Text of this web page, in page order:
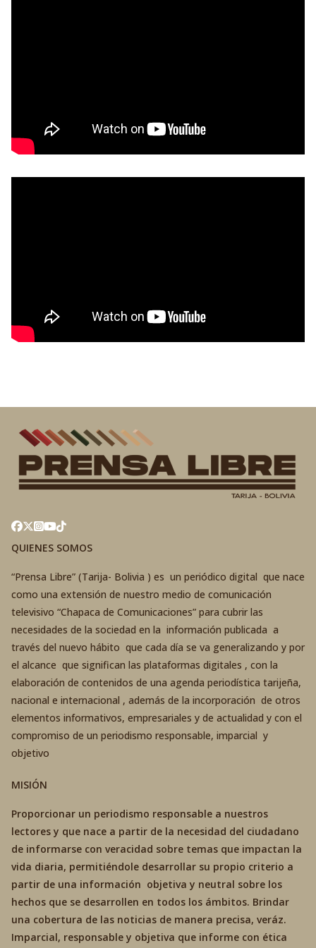
QUIENES SOMOS
“Prensa Libre” (Tarija- Bolivia ) es un periódico digital que nace
como una extensión de nuestro medio de comunicación
televisivo “Chapaca de Comunicaciones” para cubrir las
necesidades de la sociedad en la información publicada a
través del nuevo hábito que cada día se va generalizando y por
el alcance que significan las plataformas digitales , con la
elaboración de contenidos de una agenda periodística tarijeña,
nacional e internacional , además de la incorporación de otros
elementos informativos, empresariales y de actualidad y con el
compromiso de un periodismo responsable, imparcial y
objetivo
MISIÓN
Proporcionar un periodismo responsable a nuestros
lectores y que nace a partir de la necesidad del ciudadano
de informarse con veracidad sobre temas que impactan la
vida diaria, permitiéndole desarrollar su propio criterio a
partir de una información objetiva y neutral sobre los
hechos que se desarrollen en todos los ámbitos. Brindar
una cobertura de las noticias de manera precisa, veráz.
Imparcial, responsable y objetiva que informe con ética